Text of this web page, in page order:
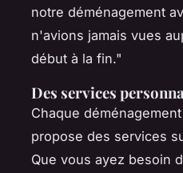
notre déménagement
n'avions jamais vues
début à la fin."
Des services
Chaque
propose des services
Que vous ayez besoin